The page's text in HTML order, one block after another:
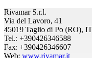
Rivamar S.r.l.
Via del Lavoro, 41
45019 Taglio di Po (RO),
Tel.: +390426346588
Fax: +390426346607
Web: www.rivamar.it